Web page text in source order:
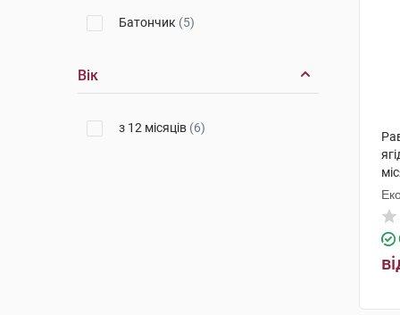
Батончик (5)
Вік
з 12 місяців (6)